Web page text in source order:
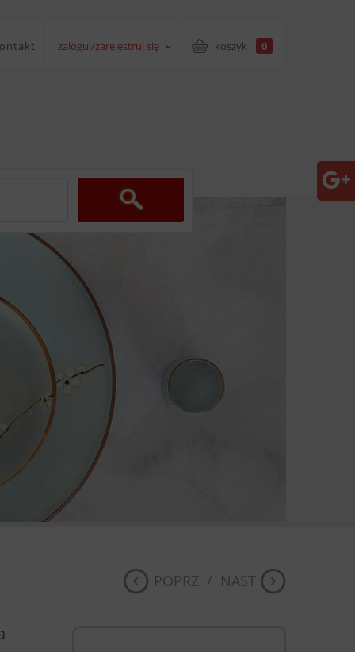
zaloguj/zarejestruj się koszyk 0
POPRZ / NAST